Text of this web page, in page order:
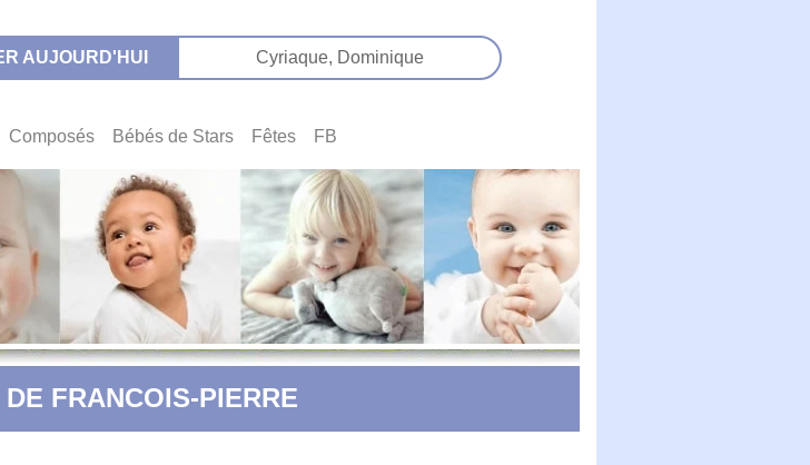
AUJOURD'HUI Cyriaque, Dominique
Composés Bébés de Stars Fêtes FB
FRANCOIS-PIERRE